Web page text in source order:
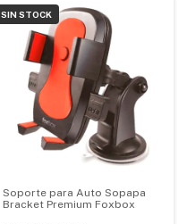
SIN STOCK
Soporte para Auto Sopapa
Bracket Premium Foxbox